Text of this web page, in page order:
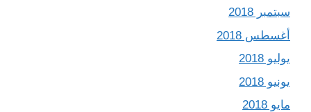
سبتمبر 2018
أغسطس 2018
يوليو 2018
يونيو 2018
مايو 2018